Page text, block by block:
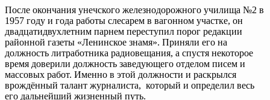
После окончания унечского железнодорожного училища №2 в
1957 году и года работы слесарем в вагонном участке, он
двадцатидвухлетним парнем переступил порог редакции
районной газеты «Ленинское знамя». Приняли его на
должность литработника радиовещания, а спустя некоторое
время доверили должность заведующего отделом писем и
массовых работ. Именно в этой должности и раскрылся
врождённый талант журналиста, который и определил весь
его дальнейший жизненный путь.